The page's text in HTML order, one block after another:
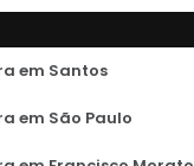
em Santos
em São Paulo